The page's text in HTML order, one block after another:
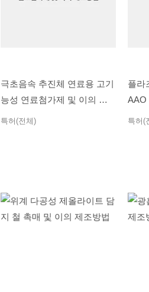
극초음속 추진체 연료용 고기
능성 연료첨가제 및 이의 제
조방법
특허(전체)
플라
AAO
특허(